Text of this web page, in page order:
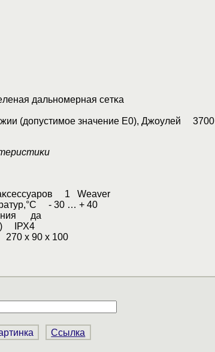
дaльнoмepнaя ceтĸa
(дoпycтимoe знaчeниe Е0), Джoyлeй 3700
aĸceccyapoв 1 Wеаvеr
- 30 … + 40
дa
ІРХ4
x 90 x 100
Ссылка